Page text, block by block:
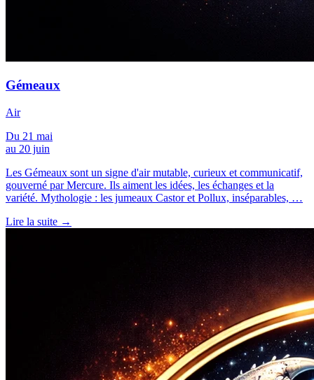
Gémeaux
Air
Du 21 mai
au 20 juin
Les Gémeaux sont un signe d'air mutable, curieux et communicatif,
gouverné par Mercure. Ils aiment les idées, les échanges et la
variété. Mythologie : les jumeaux Castor et Pollux, inséparables, …
Lire la suite →